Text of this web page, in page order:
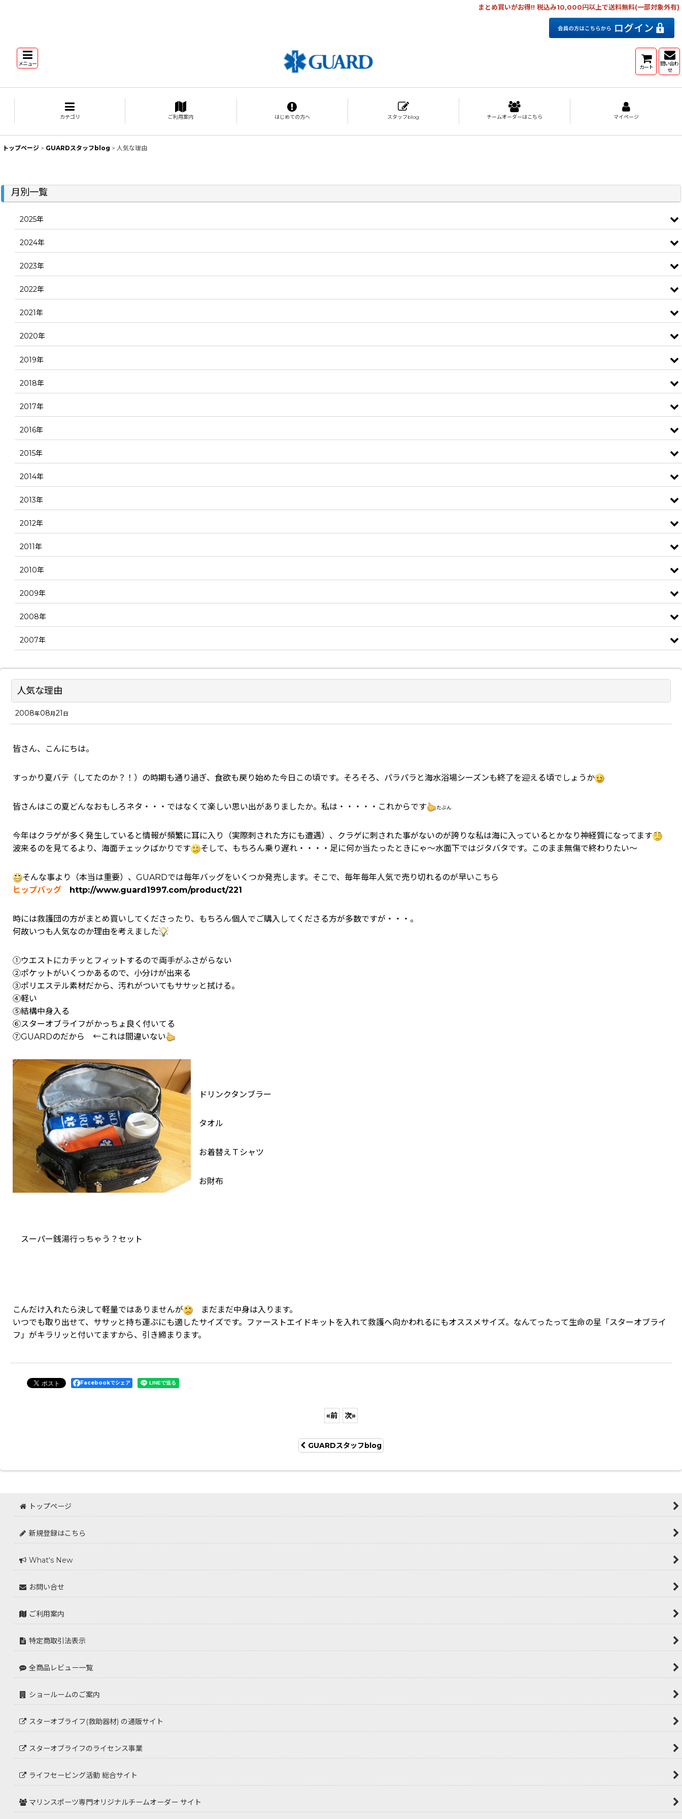
まとめ買いがお得!! 税込み10,000円以上で送料無料(一部対象外有)
メニュー カート
問い合わ
せ
カテゴリ ご利用案内 はじめての方へ スタッフblog チームオーダーはこちら マイページ
トップページ > GUARDスタッフblog > 人気な理由
人気な理由
2008年08月21 日
皆さん、こんにちは。
すっかり夏バテ（してたのか？！）の時期も通り過ぎ、食欲も戻り始めた今日この頃です。そろそろ、パラパラと海水浴場シーズンも終了を迎える頃でしょうか
皆さんはこの夏どんなおもしろネタ・・・ではなくて楽しい思い出がありましたか。私は・・・・・これからです たぶん
今年はクラゲが多く発生していると情報が頻繁に耳に入り（実際刺された方にも遭遇）、クラゲに刺された事がないのが誇りな私は海に入っているとかなり神経質になってます
波来るのを見てるより、海面チェックばかりです
そして、もちろん乗り遅れ・・・・足に何か当たったときにゃ～水面下ではジタバタです。このまま無傷で終わりたい～
そんな事より（本当は重要）、GUARDでは毎年バッグをいくつか発売します。そこで、毎年毎年人気で売り切れるのが早いこちら
ヒップバッグ
http://www.guard1997.com/product/221
時には救護団の方がまとめ買いしてくださったり、もちろん個人でご購入してくださる方が多数ですが・・・。
何故いつも人気なのか理由を考えました
①ウエストにカチッとフィットするので両手がふさがらない
②ポケットがいくつかあるので、小分けが出来る
③ポリエステル素材だから、汚れがついてもササッと拭ける。
④軽い
⑤結構中身入る
⑥スターオブライフがかっちょ良く付いてる
⑦GUARDのだから ←これは間違いない
ドリンクタンブラー
タオル
お着替えＴシャツ
お財布
スーパー銭湯行っちゃう？セット
こんだけ入れたら決して軽量ではありませんが
まだまだ中身は入ります。
いつでも取り出せて、ササッと持ち運ぶにも適したサイズです。ファーストエイドキットを入れて救護へ向かわれるにもオススメサイズ。なんてったって生命の星「スターオブライ
フ」がキラリッと付いてますから、引き締まります。
Facebookでシェア
«前 次»
GUARDスタッフblog
月別一覧
2025年
2024年
2023年
2022年
2021年
2020年
2019年
2018年
2017年
2016年
2015年
2014年
2013年
2012年
2011年
2010年
2009年
2008年
2007年
トップページ
新規登録はこちら
What's New
お問い合せ
ご利用案内
特定商取引法表示
全商品レビュー一覧
ショールームのご案内
スターオブライフ(救助器材) の通販サイト
スターオブライフのライセンス事業
ライフセービング活動 総合サイト
マリンスポーツ専門オリジナルチームオーダー サイト